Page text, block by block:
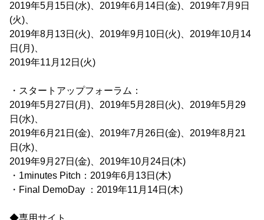
2019年5月15日(水)、2019年6月14日(金)、2019年7月9日
(火)、
2019年8月13日(火)、2019年9月10日(火)、2019年10月14
日(月)、
2019年11月12日(火)
・スタートアップフォーラム：
2019年5月27日(月)、2019年5月28日(火)、2019年5月29
日(水)、
2019年6月21日(金)、2019年7月26日(金)、2019年8月21
日(水)、
2019年9月27日(金)、2019年10月24日(木)
・1minutes Pitch：2019年6月13日(木)
・Final DemoDay ：2019年11月14日(木)
◆専用サイト